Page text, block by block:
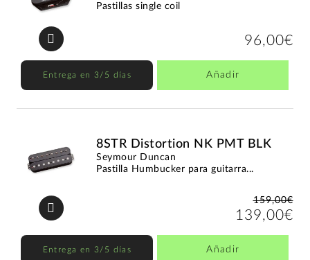
Pastillas single coil
96,00€
Entrega en 3/5 días Añadir
8STR Distortion NK PMT BLK
Seymour Duncan
Pastilla Humbucker para guitarra...
159,00€
139,00€
Entrega en 3/5 días Añadir